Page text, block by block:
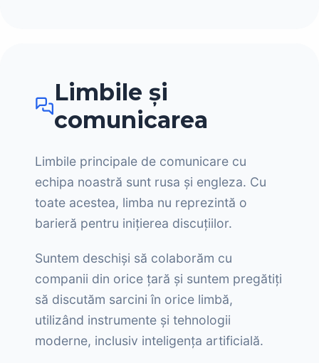
Limbile și
comunicarea
Limbile principale de comunicare cu
echipa noastră sunt rusa și engleza. Cu
toate acestea, limba nu reprezintă o
barieră pentru inițierea discuțiilor.
Suntem deschiși să colaborăm cu
companii din orice țară și suntem pregătiți
să discutăm sarcini în orice limbă,
utilizând instrumente și tehnologii
moderne, inclusiv inteligența artificială.